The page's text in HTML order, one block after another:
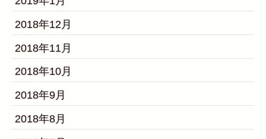
2018年12月
2018年11月
2018年10月
2018年9月
2018年8月